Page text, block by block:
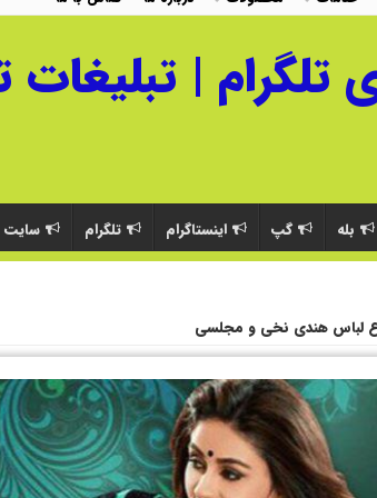
بله گپ اینستاگرام تلگرام سایت
لباس هندی نخی و مجلسی